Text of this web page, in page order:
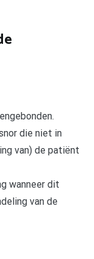
die niet in
van) de patiënt
wanneer dit
van de